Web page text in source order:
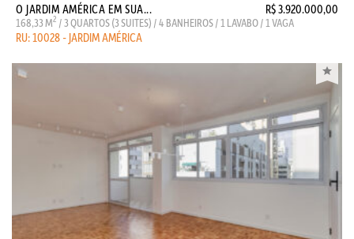
O JARDIM AMÉRICA EM SUA... R$ 3.920.000,00
168,33 M2 / 3 QUARTOS (3 SUITES) / 4 BANHEIROS / 1 LAVABO / 1 VAGA
RU: 10028 - JARDIM AMÉRICA